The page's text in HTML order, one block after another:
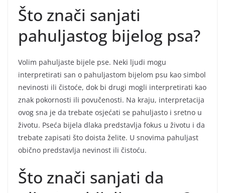
Što znači sanjati
pahuljastog bijelog psa?
Volim pahuljaste bijele pse. Neki ljudi mogu
interpretirati san o pahuljastom bijelom psu kao simbol
nevinosti ili čistoće, dok bi drugi mogli interpretirati kao
znak pokornosti ili povučenosti. Na kraju, interpretacija
ovog sna je da trebate osjećati se pahuljasto i sretno u
životu. Pseća bijela dlaka predstavlja fokus u životu i da
trebate zapisati što doista želite. U snovima pahuljast
obično predstavlja nevinost ili čistoću.
Što znači sanjati da